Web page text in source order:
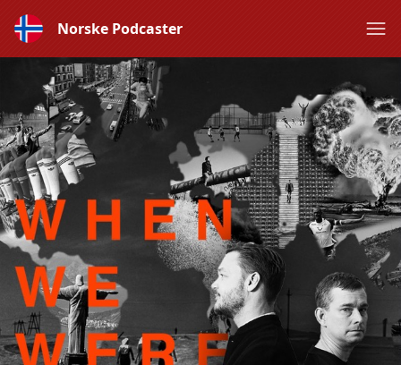
Norske Podcaster